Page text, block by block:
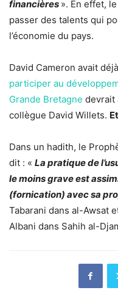
financières ». En effet,
passer des talents qui
l’économie du pays.
David Cameron avait
participer au
Grande Bretagne devrait
collègue David Willets.
Dans un hadith, le
dit : « La pratique de
le moins grave est
(fornication) avec sa
Tabarani dans al-Awsat
Albani dans Sahih al-